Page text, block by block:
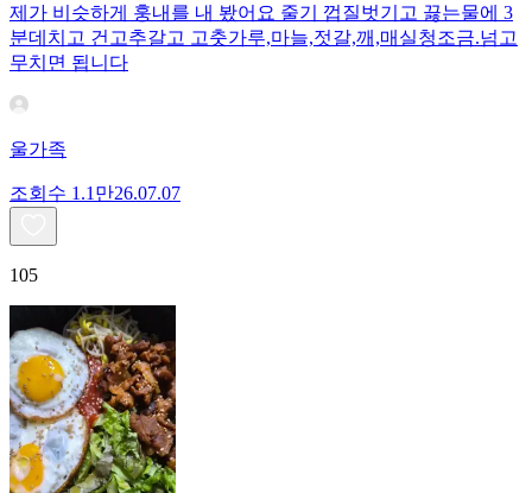
제가 비슷하게 훙내를 내 봤어요 줄기 껍질벗기고 끓는물에 3
분데치고 건고추갈고 고춧가루,마늘,젓갈,깨,매실청조금.넘고
무치면 됩니다
울가족
조회수 1.1만26.07.07
105